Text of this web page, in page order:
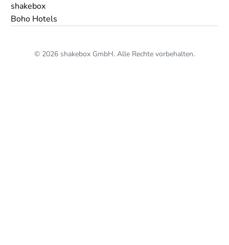
shakebox
Boho Hotels
© 2026 shakebox GmbH. Alle Rechte vorbehalten.